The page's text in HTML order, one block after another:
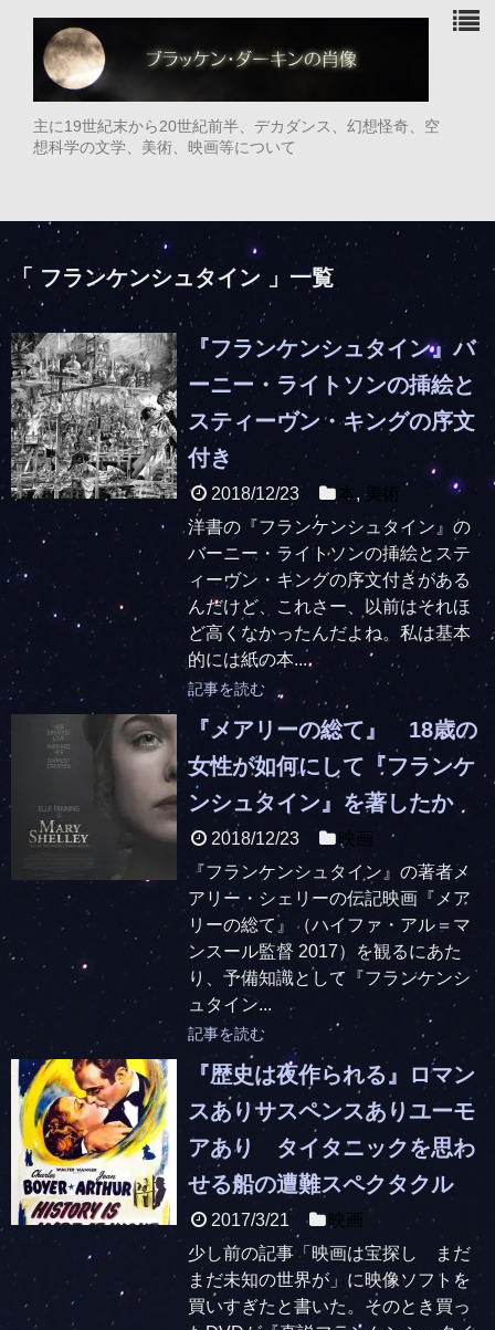
主に19世紀末から20世紀前半、デカダンス、幻想怪奇、空
想科学の文学、美術、映画等について
「 フランケンシュタイン 」一覧
『フランケンシュタイン』バ
ーニー・ライトソンの挿絵と
スティーヴン・キングの序文
付き
2018/12/23 本,美術
洋書の『フランケンシュタイン』の
バーニー・ライトソンの挿絵とステ
ィーヴン・キングの序文付きがある
んだけど、これさー、以前はそれほ
ど高くなかったんだよね。私は基本
的には紙の本...
記事を読む
『メアリーの総て』 18歳の
女性が如何にして『フランケ
ンシュタイン』を著したか
2018/12/23
映画
『フランケンシュタイン』の著者メ
アリー・シェリーの伝記映画『メア
リーの総て』（ハイファ・アル＝マ
ンスール監督 2017）を観るにあた
り、予備知識として『フランケンシ
ュタイン...
記事を読む
『歴史は夜作られる』ロマン
スありサスペンスありユーモ
アあり タイタニックを思わ
せる船の遭難スペクタクル
2017/3/21
映画
少し前の記事「映画は宝探し まだ
まだ未知の世界が」に映像ソフトを
買いすぎたと書いた。そのとき買っ